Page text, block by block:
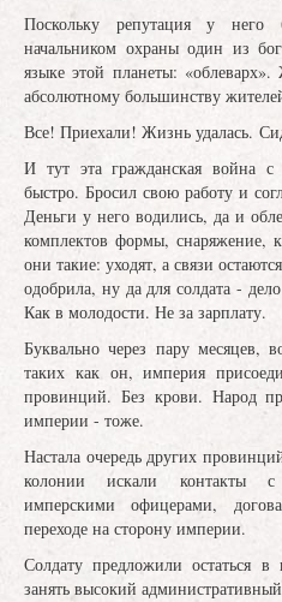
Поскольку репутация у
начальником охраны один из
языке этой планеты:
абсолютному большинству
Все! Приехали! Жизнь удалась.
И тут эта гражданская война
быстро. Бросил свою работу и
Деньги у него водились, да и
комплектов формы, снаряжение,
они такие: уходят, а связи
одобрила, ну да для солдата -
Как в молодости. Не за зарплату.
Буквально через пару месяцев,
таких как он, империя
провинций. Без крови. Народ
империи - тоже.
Настала очередь других
колонии искали контакты
имперскими офицерами,
переходе на сторону империи.
Солдату предложили остаться
занять высокий